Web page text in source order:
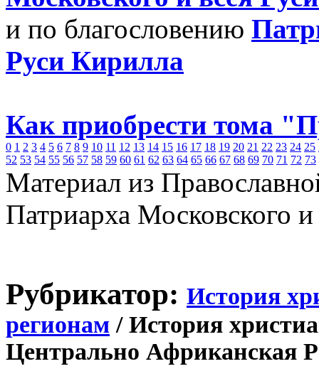
и по благословению
Руси Кирилла
Как приобрести тома
0 1 2 3 4 5 6 7 8 9 10 11 12 13 14 15 16 17 18 19 20 21 22 23 24 25
52 53 54 55 56 57 58 59 60 61 62 63 64 65 66 67 68 69 70 71 72 73
Материал из
Патриарха Московского
Рубрикатор: История
регионам / История
Центрально Африканская